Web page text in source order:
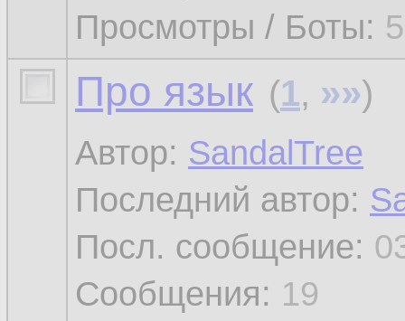
Просмотры / Боты:
Про язык (1, »»)
Автор: SandalTree
Последний автор:
Посл. сообщение:
Сообщения: 19